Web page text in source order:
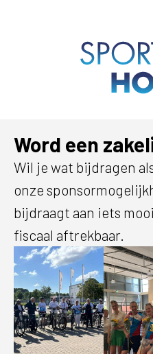
Word een
Wil je wat bijdragen
onze
bijdraagt aan iets
fiscaal aftrekbaar.